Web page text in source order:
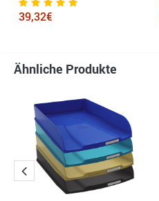
39,32€
Ähnliche Produkte